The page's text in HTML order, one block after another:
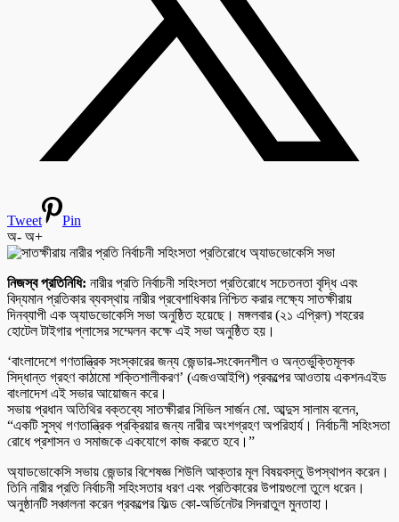
Tweet
Pin
অ- অ+
নিজস্ব প্রতিনিধি: নারীর প্রতি নির্বাচনী সহিংসতা প্রতিরোধে সচেতনতা বৃদ্ধি এবং
বিদ্যমান প্রতিকার ব্যবস্থায় নারীর প্রবেশাধিকার নিশ্চিত করার লক্ষ্যে সাতক্ষীরায়
দিনব্যাপী এক অ্যাডভোকেসি সভা অনুষ্ঠিত হয়েছে। মঙ্গলবার (২১ এপ্রিল) শহরের
হোটেল টাইগার প্লাসের সম্মেলন কক্ষে এই সভা অনুষ্ঠিত হয়।
‘বাংলাদেশে গণতান্ত্রিক সংস্কারের জন্য জেন্ডার-সংবেদনশীল ও অন্তর্ভুক্তিমূলক
সিদ্ধান্ত গ্রহণ কাঠামো শক্তিশালীকরণ’ (এজওআইপি) প্রকল্পের আওতায় একশনএইড
বাংলাদেশ এই সভার আয়োজন করে।
সভায় প্রধান অতিথির বক্তব্যে সাতক্ষীরার সিভিল সার্জন মো. আব্দুস সালাম বলেন,
“একটি সুস্থ গণতান্ত্রিক প্রক্রিয়ার জন্য নারীর অংশগ্রহণ অপরিহার্য। নির্বাচনী সহিংসতা
রোধে প্রশাসন ও সমাজকে একযোগে কাজ করতে হবে।”
অ্যাডভোকেসি সভায় জেন্ডার বিশেষজ্ঞ শিউলি আক্তার মূল বিষয়বস্তু উপস্থাপন করেন।
তিনি নারীর প্রতি নির্বাচনী সহিংসতার ধরণ এবং প্রতিকারের উপায়গুলো তুলে ধরেন।
অনুষ্ঠানটি সঞ্চালনা করেন প্রকল্পের ফিল্ড কো-অর্ডিনেটর সিদরাতুল মুনতাহা।